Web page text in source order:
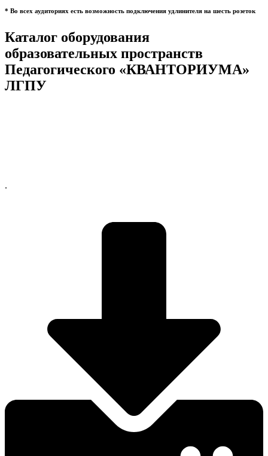
* Во всех аудиториях есть возможность подключения удлинителя на шесть розеток
Каталог оборудования
образовательных пространств
Педагогического «КВАНТОРИУМА»
ЛГПУ
.